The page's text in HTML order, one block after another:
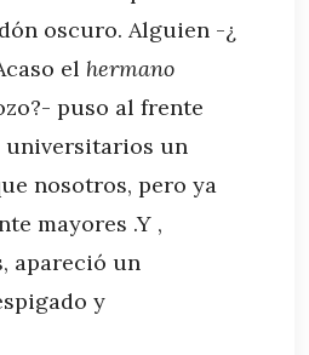
oscuro. Alguien -¿
el hermano
puso al frente
universitarios un
nosotros, pero ya
mayores .Y ,
apareció un
y